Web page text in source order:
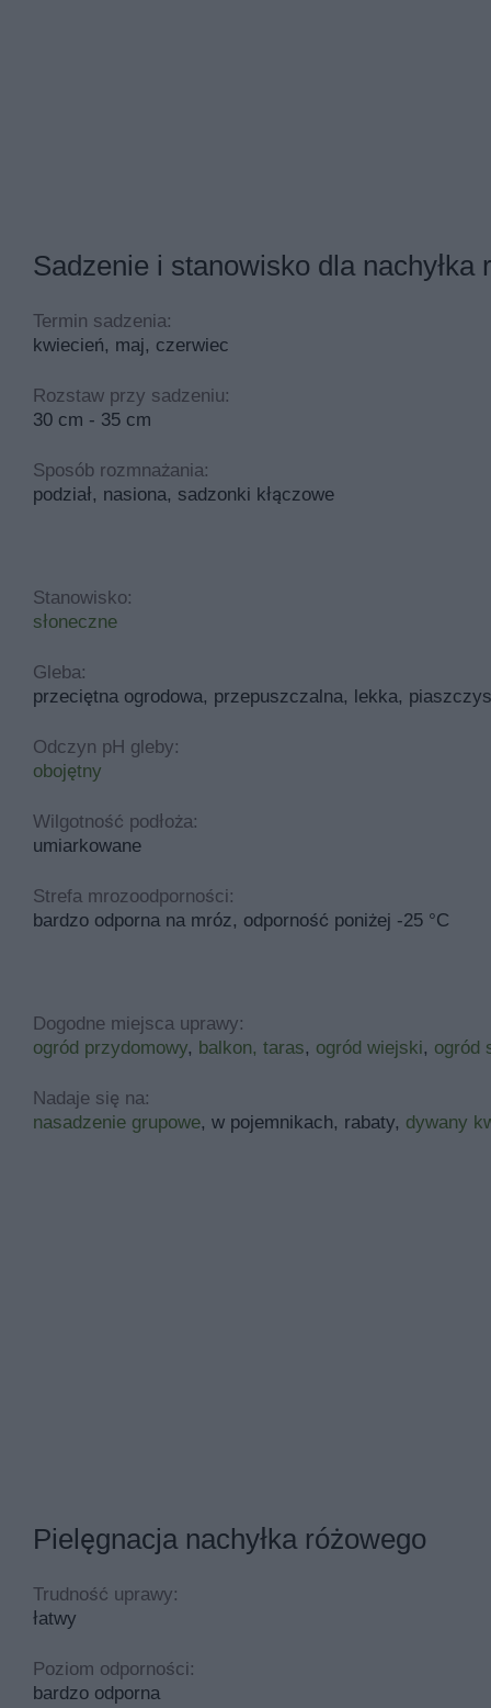
Sadzenie i stanowisko dla nachyłka
Termin sadzenia:
kwiecień, maj, czerwiec
Rozstaw przy sadzeniu:
30 cm - 35 cm
Sposób rozmnażania:
podział, nasiona, sadzonki kłączowe
Stanowisko:
słoneczne
Gleba:
przeciętna ogrodowa, przepuszczalna, lekka,
Odczyn pH gleby:
obojętny
Wilgotność podłoża:
umiarkowane
Strefa mrozoodporności:
bardzo odporna na mróz, odporność poniżej -25 °C
Dogodne miejsca uprawy:
ogród przydomowy, balkon, taras, ogród wiejski, ogród
Nadaje się na:
nasadzenie grupowe, w pojemnikach, rabaty, dywany
Pielęgnacja nachyłka różowego
Trudność uprawy:
łatwy
Poziom odporności:
bardzo odporna